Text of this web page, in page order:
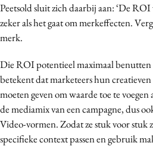
Peetsold sluit zich daarbij aan: ‘De
zeker als het gaat om merkeffecten.
merk.
Die ROI potentieel maximaal
betekent dat marketeers hun
moeten geven om waarde toe te
de mediamix van een campagne, dus
Video-vormen. Zodat ze stuk voor stuk
specifieke context passen en gebruik